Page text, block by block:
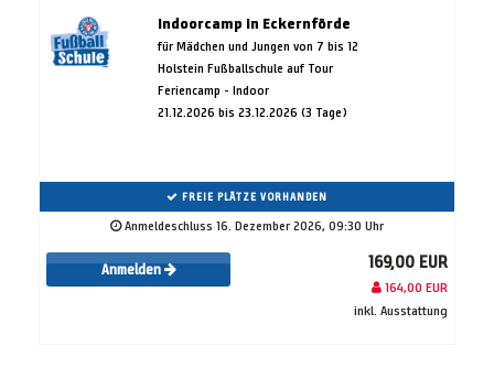
Indoorcamp in Eckernförde
für Mädchen und Jungen von 7 bis 12
Holstein Fußballschule auf Tour
Feriencamp - Indoor
21.12.2026 bis 23.12.2026 (3 Tage)
FREIE PLÄTZE VORHANDEN
Anmeldeschluss 16. Dezember 2026, 09:30 Uhr
Anmelden 169,00 EUR
164,00 EUR
inkl. Ausstattung